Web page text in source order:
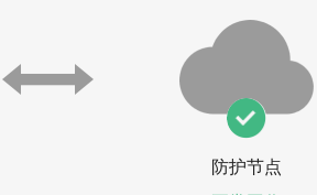
防护节点